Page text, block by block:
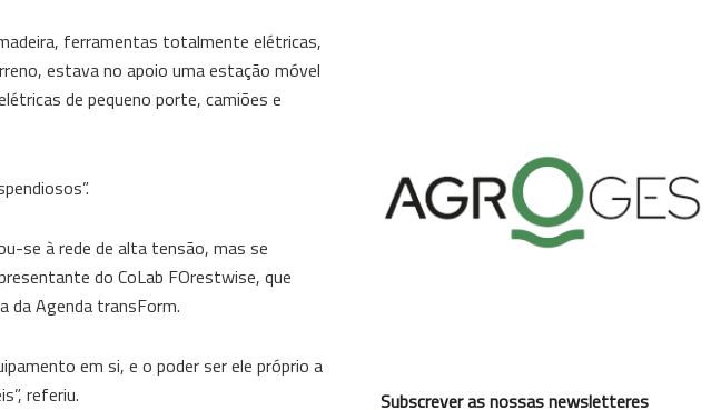
ferramentas totalmente elétricas,
estava no apoio uma estação móvel
de pequeno porte, camiões e
se à rede de alta tensão, mas se
do CoLab FOrestwise, que
da Agenda transForm.
em si, e o poder ser ele próprio a
referiu.
Subscrever as nossas newsletteres